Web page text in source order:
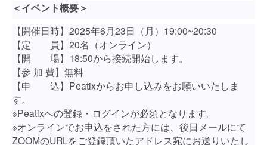
＜イベント概要＞
【開催日時】2025年6月23日（月）19:00~20:30
【定 員】20名（オンライン）
【開 場】18:50から接続開始します。
【参 加 費】無料
【申 込】Peatixからお申し込みをお願いいたしま
す。
※Peatixへの登録・ログインが必須となります。
※オンラインでお申込をされた方には、後日メールにて
ZOOMのURLをご登録頂いたアドレス宛にお送りいたし